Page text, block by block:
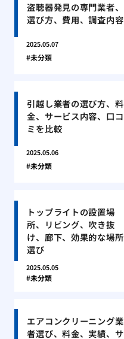
盗聴器発見の専門業者、
選び方、費用、調査内容
2025.05.07
未分類
引越し業者の選び方、料
金、サービス内容、口コ
ミを比較
2025.05.06
未分類
トップライトの設置場
所、リビング、吹き抜
け、廊下、効果的な場所
選び
2025.05.05
未分類
エアコンクリーニング業
者選び、料金、実績、サ